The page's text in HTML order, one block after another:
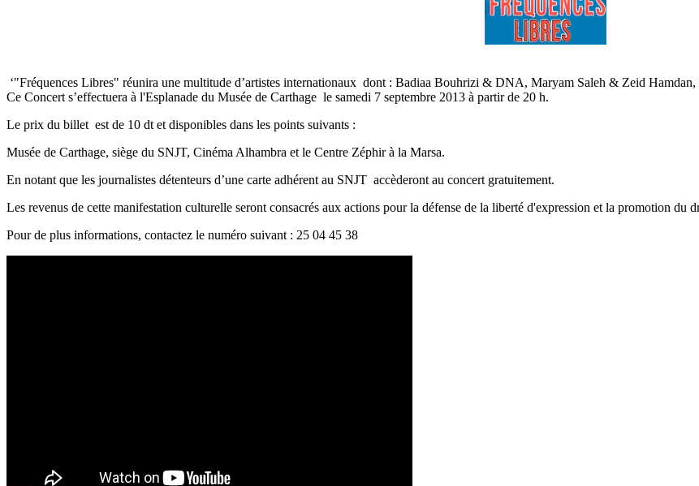
‘"Fréquences Libres" réunira une multitude d’artistes internationaux dont : Badiaa Bouhrizi & DNA, Maryam Saleh & Zeid
Ce Concert s’effectuera à l'Esplanade du Musée de Carthage le samedi 7 septembre 2013 à partir de 20 h.
Le prix du billet est de 10 dt et disponibles dans les points suivants :
Musée de Carthage, siège du SNJT, Cinéma Alhambra et le Centre Zéphir à la Marsa.
En notant que les journalistes détenteurs d’une carte adhérent au SNJT accèderont au concert gratuitement.
Les revenus de cette manifestation culturelle seront consacrés aux actions pour la défense de la liberté d'expression et la promotion du
Pour de plus informations, contactez le numéro suivant : 25 04 45 38